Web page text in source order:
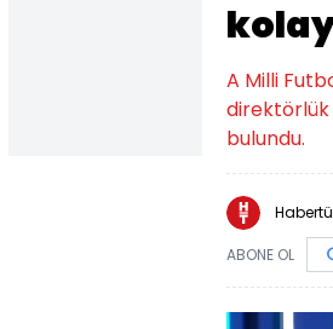
A Milli
direktörlük
bulundu.
ABONE OL